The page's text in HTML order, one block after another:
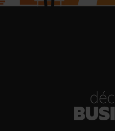
Clicquot de retour
Hôtels : un chiffre d’affaires